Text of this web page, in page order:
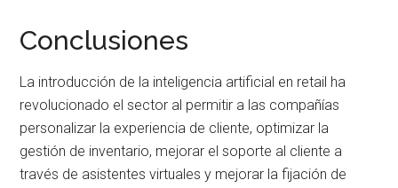
Conclusiones
La introducción de la inteligencia artificial en retail ha
revolucionado el sector al permitir a las compañías
personalizar la experiencia de cliente, optimizar la
gestión de inventario, mejorar el soporte al cliente a
través de asistentes virtuales y mejorar la fijación de